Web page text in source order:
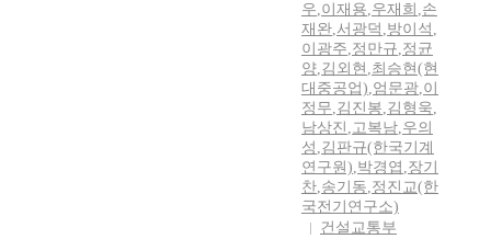
우,이재용,우재희 ,손
재완,서광덕 ,방이석 ,
이광주,정만규,정균
양,김외현 ,최승현(현
대중공업),엄문광,이
정무,김진봉,김형욱,
남상진 ,고복남,우의
성 ,김판규(한국기계
연구원),박경엽 ,장기
찬,송기동,정진교(한
국전기연구소)
건설교통부